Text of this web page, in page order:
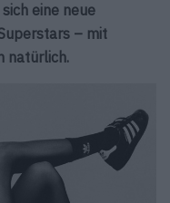
eine neue
– mit
natürlich.